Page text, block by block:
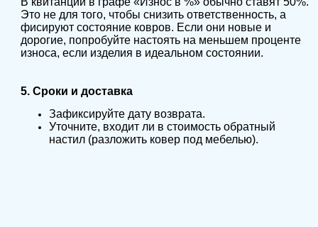
Это не для того, чтобы снизить ответственность, а
фисируют состояние ковров. Если они новые и
дорогие, попробуйте настоять на меньшем проценте
износа, если изделия в идеальном состоянии.
5. Сроки и доставка
Зафиксируйте дату возврата.
Уточните, входит ли в стоимость обратный
настил (разложить ковер под мебелью).